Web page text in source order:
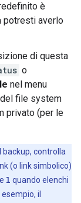
è
potresti averlo
di questa
o
nel menu
file system
privato (per le
backup, controlla
(o link simbolico)
l quando elenchi
il